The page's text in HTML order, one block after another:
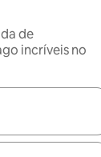
de
incríveis no